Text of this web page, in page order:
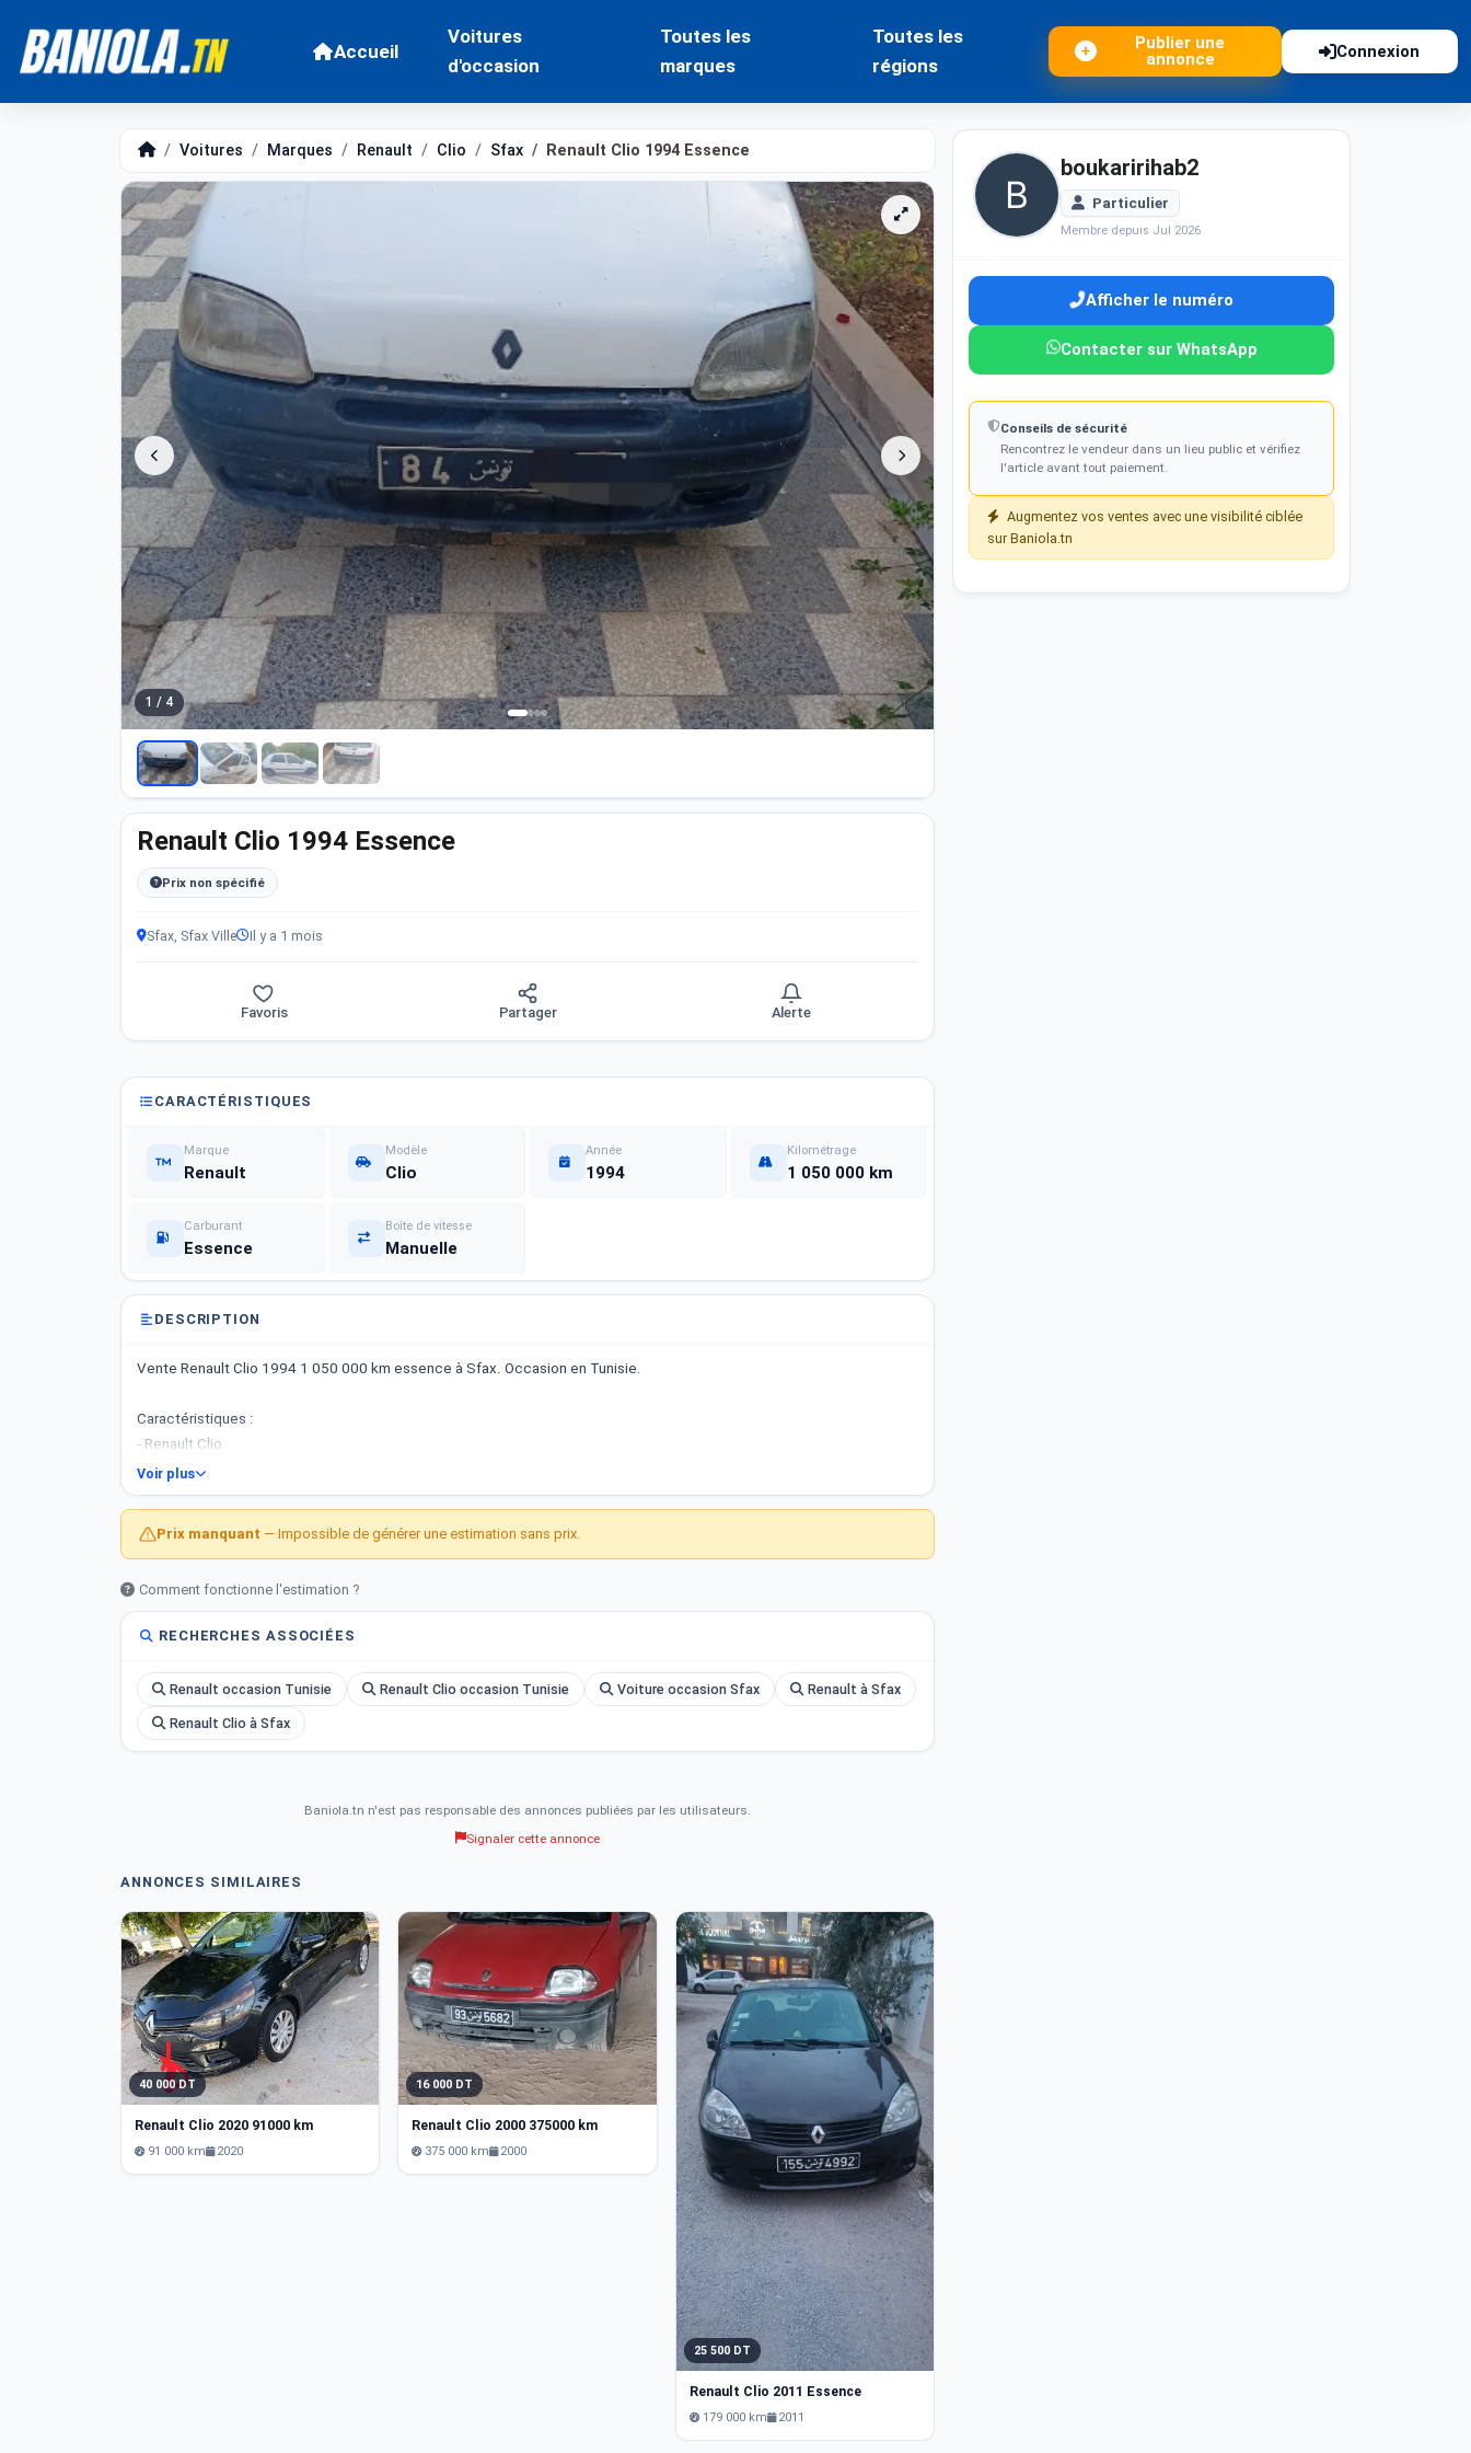
Accueil
Voitures
d'occasion
Toutes les
marques
Toutes les
régions
Publier une
annonce
Connexion
Voitures Marques Renault Clio Sfax Renault Clio 1994 Essence
1 / 4
Renault Clio 1994 Essence
Prix non spécifié
Sfax, Sfax Ville Il y a 1 mois
Favoris Partager Alerte
CARACTÉRISTIQUES
Marque
Renault
Modèle
Clio
Année
1994
Kilométrage
1 050 000 km
Carburant
Essence
Boîte de vitesse
Manuelle
DESCRIPTION
Vente Renault Clio 1994 1 050 000 km essence à Sfax. Occasion en Tunisie.
Caractéristiques :
- Renault Clio
- Année : 1994
- Kilométrage : 1 050 000 km
- Boîte de vitesse : Manuelle
Contactez-nous pour plus d&amp;#039;informations sur ce véhicule disponible en Tunisie.
Voir plus
Prix manquant — Impossible de générer une estimation sans prix.
Comment fonctionne l'estimation ?
RECHERCHES ASSOCIÉES
Renault occasion Tunisie Renault Clio occasion Tunisie Voiture occasion Sfax Renault à Sfax
Renault Clio à Sfax
Baniola.tn n'est pas responsable des annonces publiées par les utilisateurs.
Signaler cette annonce
ANNONCES SIMILAIRES
40 000 DT
Renault Clio 2020 91000 km
91 000 km 2020
16 000 DT
Renault Clio 2000 375000 km
375 000 km 2000
25 500 DT
Renault Clio 2011 Essence
179 000 km 2011
boukaririhab2
Particulier
Membre depuis Jul 2026
Afficher le numéro
Contacter sur WhatsApp
Conseils de sécurité
Rencontrez le vendeur dans un lieu public et vérifiez
l'article avant tout paiement.
Augmentez vos ventes avec une visibilité ciblée
sur Baniola.tn